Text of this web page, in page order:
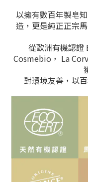
以擁有數百年製皂
造，更是純正正宗
從歐洲有機認證
Cosmebio， La
對環境友善，以